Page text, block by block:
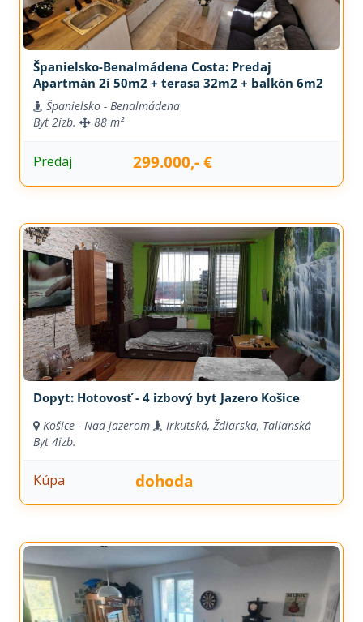
Španielsko-Benalmádena Costa: Predaj
Apartmán 2i 50m2 + terasa 32m2 + balkón 6m2
Španielsko - Benalmádena
Byt 2izb. 88 m²
Predaj 299.000,- €
Dopyt: Hotovosť - 4 izbový byt Jazero Košice
Košice - Nad jazerom
Irkutská, Ždiarska, Talianská
Byt 4izb.
Kúpa dohoda